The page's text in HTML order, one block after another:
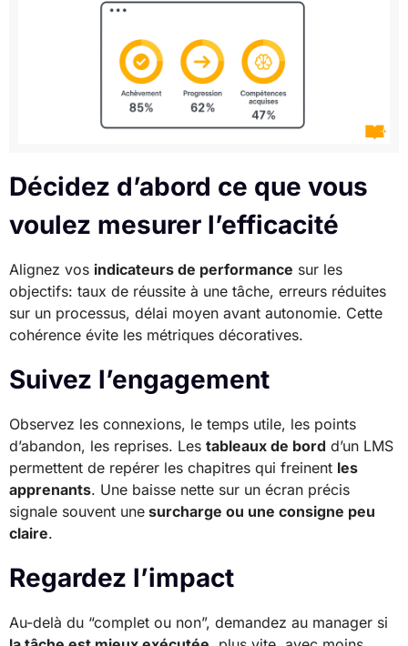
Décidez d’abord ce que vous
voulez mesurer l’efficacité
Alignez vos indicateurs de performance sur les
objectifs: taux de réussite à une tâche, erreurs réduites
sur un processus, délai moyen avant autonomie. Cette
cohérence évite les métriques décoratives.
Suivez l’engagement
Observez les connexions, le temps utile, les points
d’abandon, les reprises. Les tableaux de bord d’un LMS
permettent de repérer les chapitres qui freinent les
apprenants. Une baisse nette sur un écran précis
signale souvent une surcharge ou une consigne peu
claire.
Regardez l’impact
Au-delà du “complet ou non”, demandez au manager si